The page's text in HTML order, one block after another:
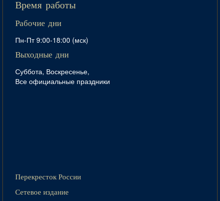
Время работы
Рабочие дни
Пн-Пт 9:00-18:00 (мск)
Выходные дни
Суббота, Воскресенье,
Все официальные праздники
Перекресток России
Сетевое издание